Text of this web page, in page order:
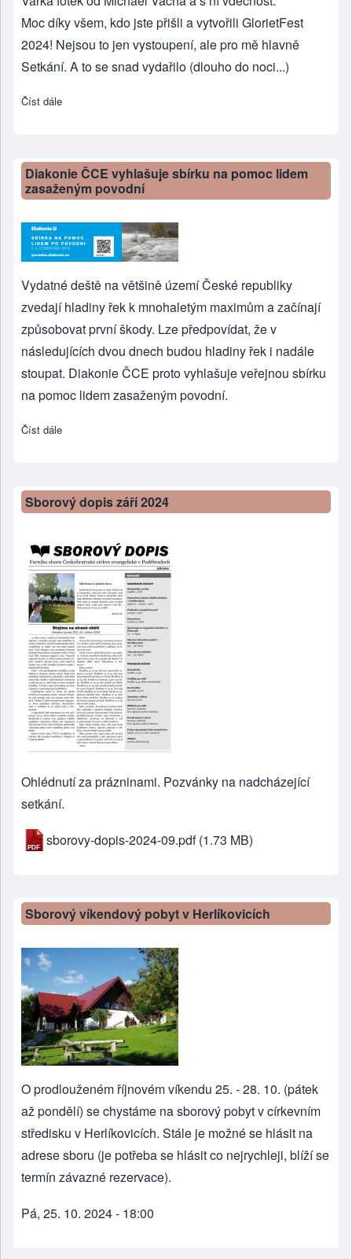
Moc díky všem, kdo jste přišli a vytvořili GlorietFest
2024! Nejsou to jen vystoupení, ale pro mě hlavně
Setkání. A to se snad vydařilo (dlouho do noci...)
Číst dále
Diakonie ČCE vyhlašuje sbírku na pomoc lidem
zasaženým povodní
Vydatné deště na většině území České republiky
zvedají hladiny řek k mnohaletým maximům a začínají
způsobovat první škody. Lze předpovídat, že v
následujících dvou dnech budou hladiny řek i nadále
stoupat. Diakonie ČCE proto vyhlašuje veřejnou sbírku
na pomoc lidem zasaženým povodní.
Číst dále
Sborový dopis září 2024
Ohlédnutí za prázninami. Pozvánky na nadcházející
setkání.
sborovy-dopis-2024-09.pdf (1.73 MB)
Sborový víkendový pobyt v Herlíkovicích
O prodlouženém říjnovém víkendu 25. - 28. 10. (pátek
až pondělí) se chystáme na sborový pobyt v církevním
středisku v Herlíkovicích. Stále je možné se hlásit na
adrese sboru (je potřeba se hlásit co nejrychleji, blíží se
termín závazné rezervace).
Pá, 25. 10. 2024 - 18:00